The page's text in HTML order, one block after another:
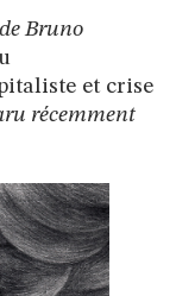
Bruno
et crise
récemment